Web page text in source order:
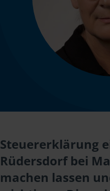
Steuererklärung
Rüdersdorf bei
machen lassen